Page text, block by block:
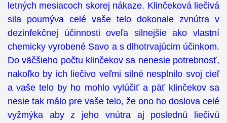
letných mesiacoch skorej nákaze. Klinčeková liečivá
sila poumýva celé vaše telo dokonale zvnútra v
dezinfekčnej účinnosti oveľa silnejšie ako vlastní
chemicky vyrobené Savo a s dlhotrvajúcim účinkom.
Do väčšieho počtu klinčekov sa nenesie potrebnosť,
nakoľko by ich liečivo veľmi silné nesplnilo svoj cieľ
a vaše telo by ho mohlo vylúčiť a päť klinčekov sa
nesie tak málo pre vaše telo, že ono ho doslova celé
vyžmýka aby z jeho vnútra aj poslednú liečivú